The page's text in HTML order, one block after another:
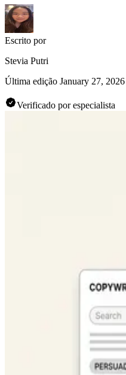
Escrito por
Stevia Putri
Última edição January 27, 2026
Verificado por especialista